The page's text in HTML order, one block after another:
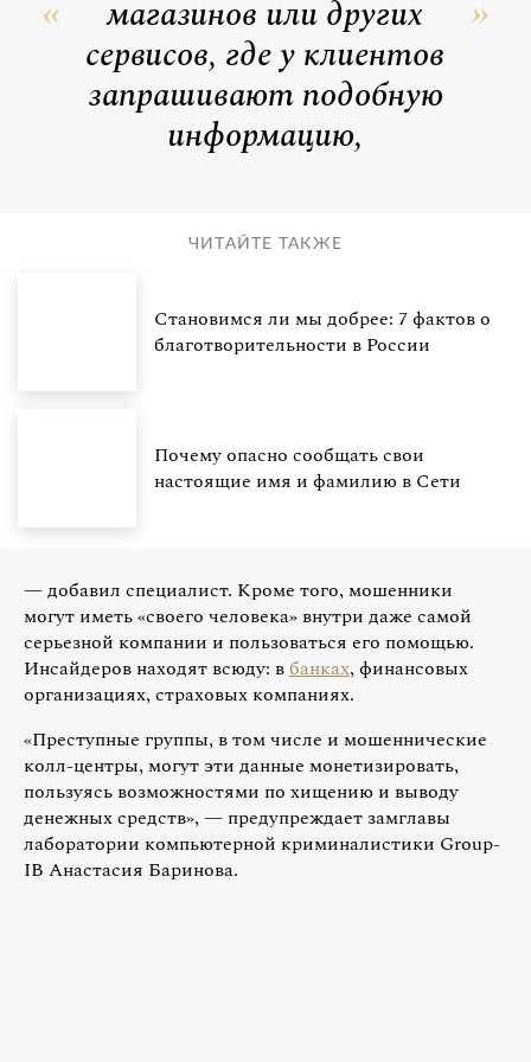
магазинов или других
сервисов, где у клиентов
запрашивают подобную
информацию,
ЧИТАЙТЕ ТАКЖЕ
Становимся ли мы добрее: 7 фактов о
благотворительности в России
Почему опасно сообщать свои
настоящие имя и фамилию в Сети
— добавил специалист. Кроме того, мошенники
могут иметь «своего человека» внутри даже самой
серьезной компании и пользоваться его помощью.
Инсайдеров находят всюду: вбанках, финансовых
организациях, страховых компаниях.
«Преступные группы, в том числе и мошеннические
колл-центры, могут эти данные монетизировать,
пользуясь возможностями по хищению и выводу
денежных средств», — предупреждает замглавы
лаборатории компьютерной криминалистики Group-
IB Анастасия Баринова.